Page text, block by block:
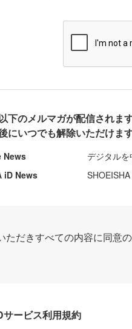
下のメルマガが配信されま
にいつでも解除いただけます
News
デジタル
iD News
ただきすべての内容に同意
ービス利用規約